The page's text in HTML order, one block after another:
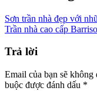
Sơn trần nhà đẹp với
Trần nhà cao cấp
Trả lời
Email của bạn sẽ
buộc được đánh dấu *